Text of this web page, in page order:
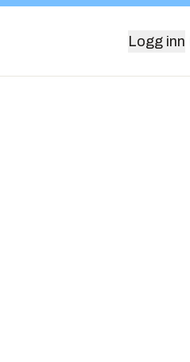
Logg inn